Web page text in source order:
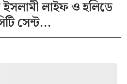
ইসলামী লাইফ ও হলিডে
সেন্ট...